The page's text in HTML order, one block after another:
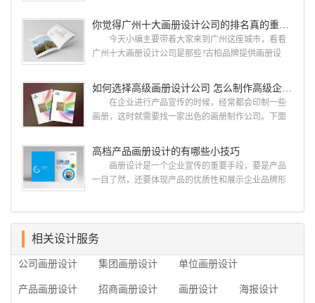
国网络应用的现状和趋势有很深的...
设计画册设计两个都是不能缺少的。标志设计画册设
计 简练、概括、完美!即要成功到几乎找不至更好
的替代方案的程度是我们的目标，其难度比之其它任
用目的、适用范畴并深刻...
你觉得广州十大画册设计公司的排名真的重要吗？
今天小编主要带着大家来到广州这座城市，看看
广州十大画册设计公司是那些?古柏品牌提供画册设
计经验,服务过3000多家的广州集团/单位/产品/目录画
册设计/印刷公司。相信不少喜欢设计的小伙伴都会对
今天的内容感兴趣吧! 一、广州的古柏设计 古
广的专业...
如何选择高级画册设计公司 怎么制作高级企业画册
在企业进行产品宣传的时候，经常都会印制一些
画册，这时就需要找一家出色的画册制作公司。下面
司，怎么制作高级企业画册?高级画册设计公司 如
何选择高级画册设计公司 首先是员工的能力是否
过硬。这包括调研人员观察捕捉信息、与企业顺利沟
练掌握制作软件，深谙画册设...
高档产品画册设计的有哪些小技巧
画册设计是一个企业宣传的重要手段，要是产品
一目了然，还要体现产品的优质性和展示企业品牌形
产品画册设计要注重企业文化，引起客户关注 现
在企业都在使用产品画册来进行市场宣传，高档产品
个成功的高档产品画册设计，能够将一个公司的企业
相关设计服务
公司画册设计 集团画册设计 单位画册设计
产品画册设计 招商画册设计 画册设计 海报设计